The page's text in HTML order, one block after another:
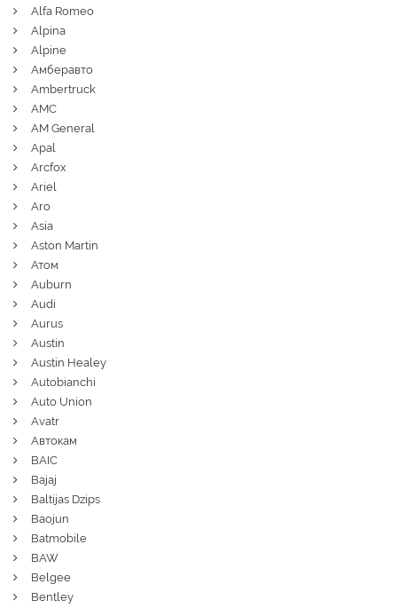
Alfa Romeo
Alpina
Alpine
Амберавто
Ambertruck
AMC
AM General
Apal
Arcfox
Ariel
Aro
Asia
Aston Martin
Атом
Auburn
Audi
Aurus
Austin
Austin Healey
Autobianchi
Auto Union
Avatr
Автокам
BAIC
Bajaj
Baltijas Dzips
Baojun
Batmobile
BAW
Belgee
Bentley